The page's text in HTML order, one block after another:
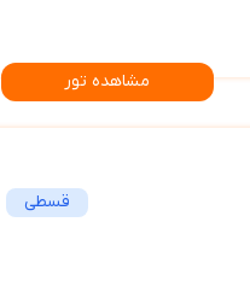
مشاهده تور
قسطی